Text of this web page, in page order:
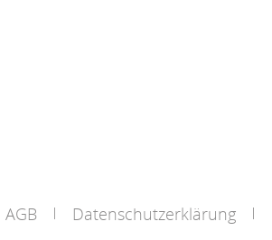
AGB Datenschutzerklärung